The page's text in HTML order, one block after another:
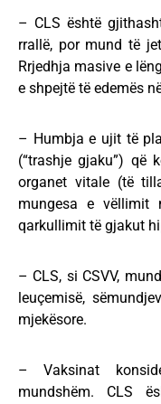
– CLS është
rrallë, por mund të
Rrjedhja masive e
e shpejtë të edemës
– Humbja e ujit të
(“trashje gjaku”) që
organet vitale (të
mungesa e vëllimit
qarkullimit të gjakut
– CLS, si CSVV,
leuçemisë,
mjekësore.
– Vaksinat
mundshëm. CLS